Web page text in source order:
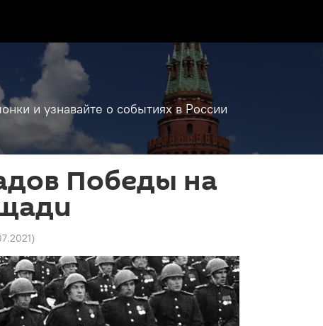
и узнавайте о событиях в России
Победы на
)